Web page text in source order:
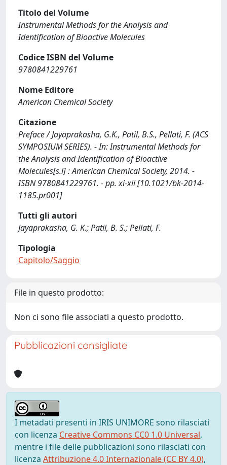
Titolo del Volume
Instrumental Methods for the Analysis and
Identification of Bioactive Molecules
Codice ISBN del Volume
9780841229761
Nome Editore
American Chemical Society
Citazione
Preface / Jayaprakasha, G.K., Patil, B.S., Pellati, F. (ACS
SYMPOSIUM SERIES). - In: Instrumental Methods for
the Analysis and Identification of Bioactive
Molecules[s.l] : American Chemical Society, 2014. -
ISBN 9780841229761. - pp. xi-xii [10.1021/bk-2014-
1185.pr001]
Tutti gli autori
Jayaprakasha, G. K.; Patil, B. S.; Pellati, F.
Tipologia
Capitolo/Saggio
File in questo prodotto:
Non ci sono file associati a questo prodotto.
Pubblicazioni consigliate
I metadati presenti in IRIS UNIMORE sono rilasciati
con licenza Creative Commons CC0 1.0 Universal,
mentre i file delle pubblicazioni sono rilasciati con
licenza Attribuzione 4.0 Internazionale (CC BY 4.0),